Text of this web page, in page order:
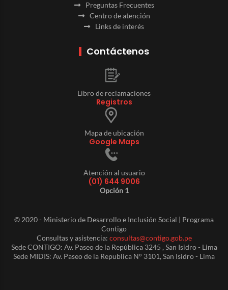
Preguntas Frecuentes
Centro de atención
Links de interés
Contáctenos
Libro de reclamaciones
Registros
Mapa de ubicación
Google Maps
Atención al usuario
(01) 644 9006
Opción 1
© 2020 - Ministerio de Desarrollo e Inclusión Social | Programa
Contigo
Consultas y asistencia: consultas@contigo.gob.pe
Sede CONTIGO: Av. Paseo de la República 3245 , San Isidro - Lima
Sede MIDIS: Av. Paseo de la Republica N° 3101, San Isidro - Lima